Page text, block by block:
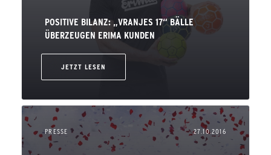
POSITIVE BILANZ: „VRANJES 17“ BÄLLE
ÜBERZEUGEN ERIMA KUNDEN
JETZT LESEN
PRESSE 27.10.2016